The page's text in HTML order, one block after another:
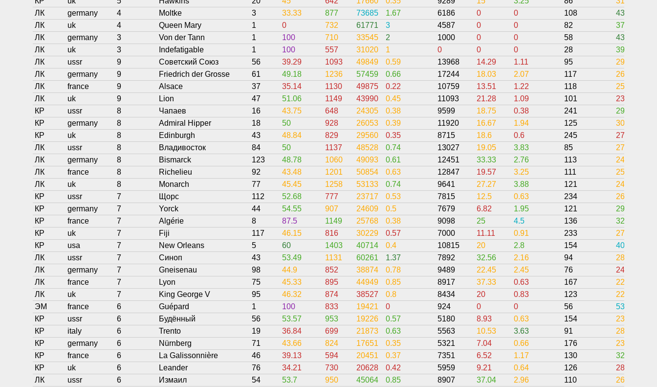
ЛК
germany 4 Moltke 3 33.33 877 73685 1.67 6186 0 0 108
43.21
ЛК
uk 4 Queen Mary 1 0 732 61771 3 4587 0 0 82
37.8
ЛК
germany 3 Von der Tann 1 100 710 33545 2 1000 0 0 58
43.1
ЛК
uk 3 Indefatigable 1 100 557 31020 1 0 0 0 28
39.29
ЛК
ussr 9 Советский Союз 56 39.29 1093 49849 0.59 13968 14.29 1.11 95
29.36
ЛК
germany 9 Friedrich der Grosse 61 49.18 1236 57459 0.66 17244 18.03 2.07 117
26.17
ЛК
france 9 Alsace 37 35.14 1130 49875 0.22 10759 13.51 1.22 118
25.57
ЛК
uk 9 Lion 47 51.06 1149 43990 0.45 11093 21.28 1.09 101
23.76
КР
ussr 8 Чапаев 16 43.75 648 24305 0.38 9599 18.75 0.38 241
29.67
КР
germany 8 Admiral Hipper 18 50 928 26053 0.39 11920 16.67 1.94 125
30.94
КР
uk 8 Edinburgh 43 48.84 829 29560 0.35 8715 18.6 0.6 245
27.71
ЛК
ussr 8 Владивосток 84 50 1137 48528 0.74 13027 19.05 3.83 85
27.81
ЛК
germany 8 Bismarck 123 48.78 1060 49093 0.61 12451 33.33 2.76 113
24.82
ЛК
france 8 Richelieu 92 43.48 1201 50854 0.63 12847 19.57 3.25 111
25.88
ЛК
uk 8 Monarch 77 45.45 1258 53133 0.74 9641 27.27 3.88 121
24.86
КР
ussr 7 Щорс 112 52.68 777 23717 0.53 7815 12.5 0.63 234
26.18
КР
germany 7 Yorck 44 54.55 907 24609 0.5 7679 6.82 1.95 121
29.84
КР
france 7 Algérie 8 87.5 1149 25768 0.38 9098 25 4.5 136
32.2
КР
uk 7 Fiji 117 46.15 816 30229 0.57 7000 11.11 0.91 233
27.61
КР
usa 7 New Orleans 5 60 1403 40714 0.4 10815 20 2.8 154
40.47
ЛК
ussr 7 Синоп 43 53.49 1131 60261 1.37 7892 32.56 2.16 94
28.2
ЛК
germany 7 Gneisenau 98 44.9 852 38874 0.78 9489 22.45 2.45 76
24.03
ЛК
france 7 Lyon 75 45.33 895 44949 0.85 8917 37.33 0.63 167
22.2
ЛК
uk 7 King George V 95 46.32 874 38527 0.8 8434 20 0.83 123
22.47
ЭМ
france 6 Guépard 1 100 833 19421 0 924 0 0 56
53.57
КР
ussr 6 Будённый 56 53.57 953 19226 0.57 5180 8.93 0.63 154
23.11
КР
italy 6 Trento 19 36.84 699 21873 0.63 5563 10.53 3.63 91
28.25
КР
germany 6 Nürnberg 71 43.66 824 17651 0.35 5321 7.04 0.66 176
23.17
КР
france 6 La Galissonnière 46 39.13 594 20451 0.37 7351 6.52 1.17 130
32.33
КР
uk 6 Leander 76 34.21 730 20628 0.42 5959 9.21 0.64 126
28.02
ЛК
ussr 6 Измаил 54 53.7 950 45064 0.85 8907 37.04 2.96 110
26.18